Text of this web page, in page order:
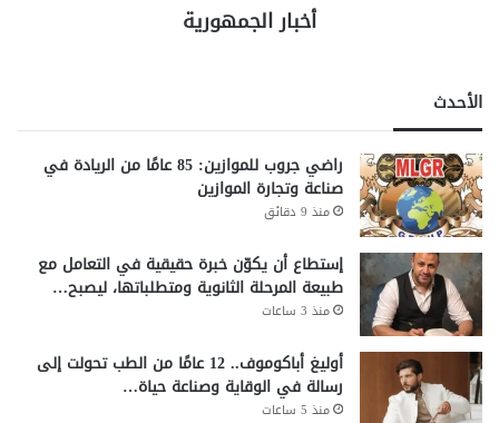
أخبار الجمهورية
الأحدث
راضي جروب للموازين: 85 عامًا من الريادة في
صناعة وتجارة الموازين
منذ 9 دقائق
إستطاع أن يكوّن خبرة حقيقية في التعامل مع
طبيعة المرحلة الثانوية ومتطلباتها، ليصبح…
منذ 3 ساعات
أوليغ أباكوموف.. 12 عامًا من الطب تحولت إلى
رسالة في الوقاية وصناعة حياة…
منذ 5 ساعات